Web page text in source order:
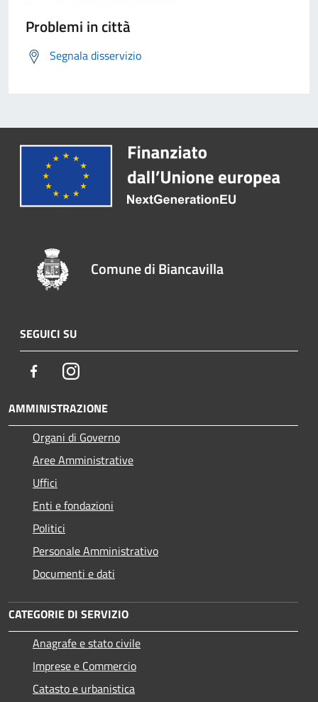
Problemi in città
Segnala disservizio
Comune di Biancavilla
SEGUICI SU
FacebookInstagram
AMMINISTRAZIONE
Organi di Governo
Aree Amministrative
Uffici
Enti e fondazioni
Politici
Personale Amministrativo
Documenti e dati
CATEGORIE DI SERVIZIO
Anagrafe e stato civile
Imprese e Commercio
Catasto e urbanistica